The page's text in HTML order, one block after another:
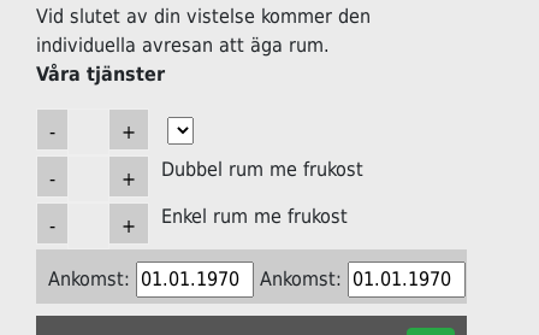
Vid slutet av din vistelse kommer den
individuella avresan att äga rum.
Våra tjänster
Dubbel rum me frukost
Enkel rum me frukost
Ankomst: Ankomst: